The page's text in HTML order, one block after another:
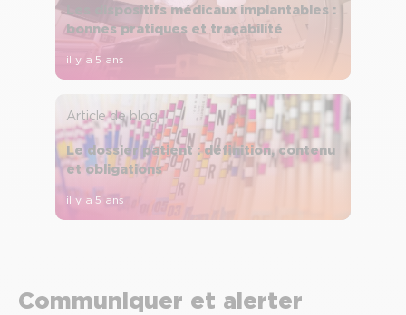
Les dispositifs médicaux implantables :
bonnes pratiques et traçabilité
il y a 5 ans
Article de blog
Le dossier patient : définition, contenu
et obligations
il y a 5 ans
Communiquer et alerter